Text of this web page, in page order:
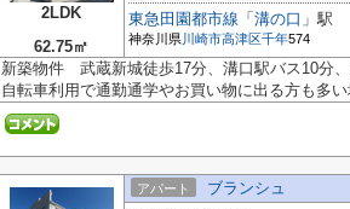
2LDK
62.75㎡
東急田園都市線 「 溝の口 」駅
神奈川県川崎市高津区千年574
新築物件 武蔵新城徒歩17分、溝口駅バス10分
自転車利用で通勤通学やお買い物に出る方も多
アパート ブランシュ